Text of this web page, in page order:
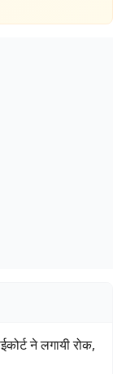
ने लगायी रोक,